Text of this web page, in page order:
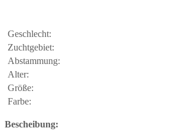
Geschlecht:
Zuchtgebiet:
Abstammung:
Alter:
Größe:
Farbe:
Bescheibung: